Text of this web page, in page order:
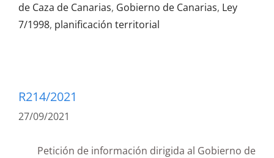
de Caza de Canarias, Gobierno de Canarias, Ley
7/1998, planificación territorial
R214/2021
27/09/2021
Petición de información dirigida al Gobierno de